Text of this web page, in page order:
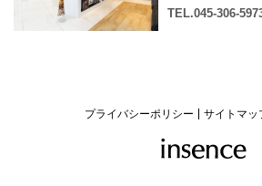
TEL.045-306-
プライバシーポリシー サイトマッ